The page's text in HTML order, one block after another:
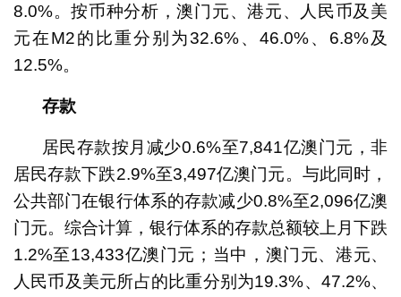
8.0%。按币种分析，澳门元、港元、人民币及美
元在M2的比重分别为32.6%、46.0%、6.8%及
12.5%。
存款
居民存款按月减少0.6%至7,841亿澳门元，非
居民存款下跌2.9%至3,497亿澳门元。与此同时，
公共部门在银行体系的存款减少0.8%至2,096亿澳
门元。综合计算，银行体系的存款总额较上月下跌
1.2%至13,433亿澳门元；当中，澳门元、港元、
人民币及美元所占的比重分别为19.3%、47.2%、